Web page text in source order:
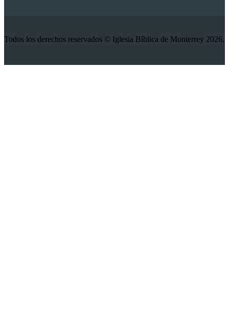
Todos los derechos reservados © Iglesia Bíblica de Monterrey 2026.